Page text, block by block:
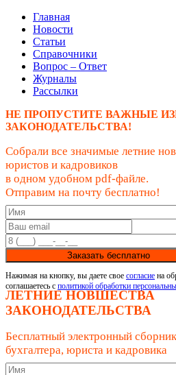
Главная
Новости
Статьи
Справочники
Вопрос – Ответ
Журналы
Рассылки
НЕ ПРОПУСТИТЕ ВАЖНЫЕ
ЗАКОНОДАТЕЛЬСТВА!
Собрали все значимые летние
юристов и кадровиков
в одном удобном pdf-файле.
Отправим на почту бесплатно!
Заказать бесплатно
Нажимая на кнопку, вы даете свое согласие на
соглашаетесь с политикой обработки
ЛЕТНИЕ НОВШЕСТВА
ЗАКОНОДАТЕЛЬСТВА
Бесплатный электронный
бухгалтера, юриста и кадровика